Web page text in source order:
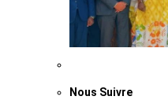
Nous Suivre